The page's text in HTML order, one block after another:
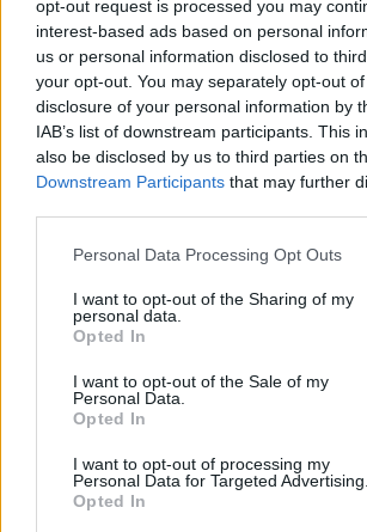
opt-out request is processed you may
interest-based ads based on personal
us or personal information disclosed to
your opt-out. You may separately opt-out
disclosure of your personal information by
IAB’s list of downstream participants. This
also be disclosed by us to third parties on
Downstream Participants that may further
Personal Data Processing Opt Outs
I want to opt-out of the Sharing of my
personal data.
Opted In
I want to opt-out of the Sale of my
Personal Data.
Opted In
I want to opt-out of processing my
Personal Data for Targeted Advertising.
Opted In
tisknout
BEZK využívá agenturní zpravodajství ČTK,
veškerá práva. Publikování nebo další šíření